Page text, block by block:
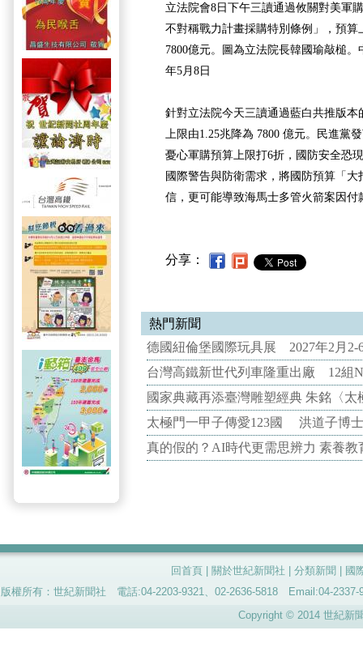
立法院會8日下午三讀通過攸關對美軍
不對稱戰力計畫採購特別條例」，預
7800億元。圖為立法院長韓國瑜敲槌
年5月8日
針對立法院今天三讀通過藍白共推版
上限由1.25兆降為 7800 億元。民進黨
憂心軍購預算上限打6折，國防安全恐
國際警告與防衛需求，將國防預算「
信，更可能導致海馬士多管火箭案因
分享：
熱門新聞
德國紐倫堡國際玩具展 2027年2月2-
台灣高鐵新世代列車隆重出廠 12組
國家典藏再添臺灣雕塑經典 朱銘〈
太極門一甲子傳愛123國 洪道子博
真的假的？AI時代更需思辨力 素養
回首頁 關於世紀新聞社 分類新聞
國
版權所有：世紀新聞社 電話:04-2203-9321、02-2636-5818 Email:04-
Copyright © 2014 世紀新